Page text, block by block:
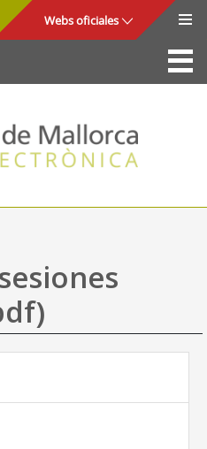
Webs oficiales
La Sede
Consejo de Mallorca
Acceso y seguridad
Utilidades
Mapa web
Ayuda